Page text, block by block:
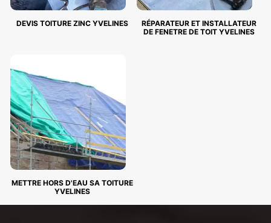
DEVIS TOITURE ZINC YVELINES
RÉPARATEUR ET INSTALLATEUR
DE FENETRE DE TOIT YVELINES
METTRE HORS D'EAU SA TOITURE
YVELINES